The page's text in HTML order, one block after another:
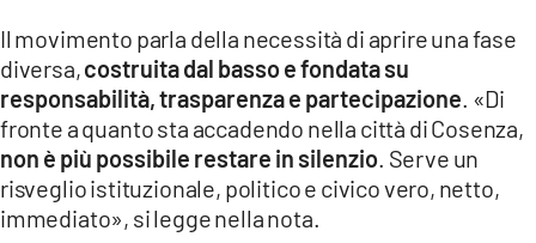
LACAPITALENEWS.IT
App
ANDROID
APPLE
Il movimento parla della necessità di aprire una fase
diversa,costruita dal basso e fondata su
responsabilità, trasparenza e partecipazione . «Di
fronte a quanto sta accadendo nella città di Cosenza,
non è più possibile restare in silenzio . Serve un
risveglio istituzionale, politico e civico vero, netto,
immediato», si legge nella nota.